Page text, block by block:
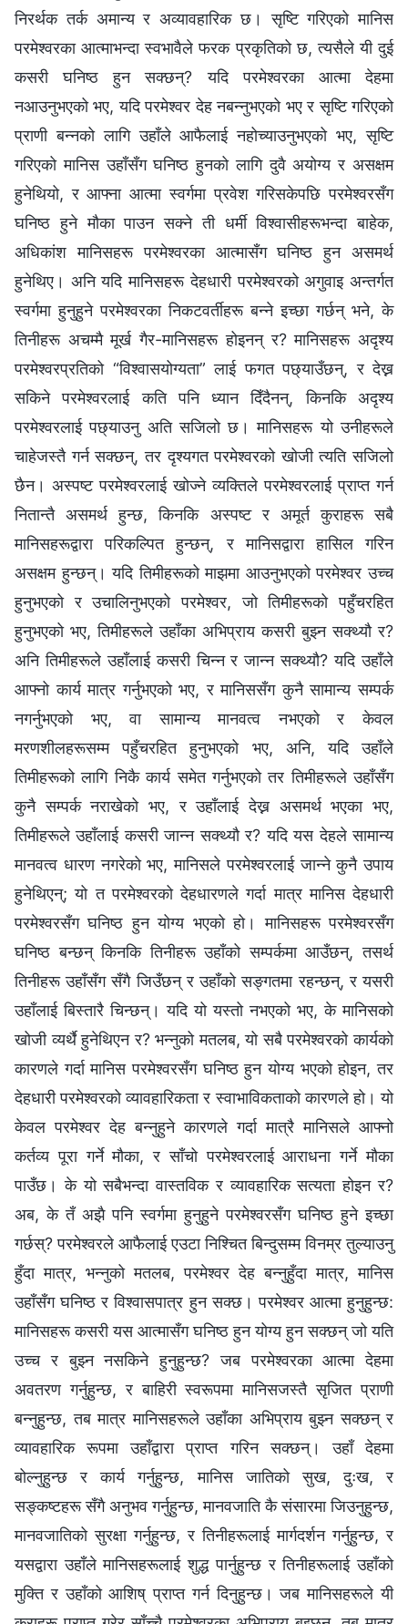
निरर्थक तर्क अमान्य र अव्यावहारिक छ। सृष्टि गरिएको मानिस
परमेश्‍वरका आत्माभन्दा स्वभावैले फरक प्रकृतिको छ, त्यसैले यी दुई
कसरी घनिष्ठ हुन सक्छन्‌? यदि परमेश्‍वरका आत्मा देहमा
नआउनुभएको भए, यदि परमेश्‍वर देह नबन्नुभएको भए र सृष्टि गरिएको
प्राणी बन्नको लागि उहाँले आफैलाई नहोच्याउनुभएको भए, सृष्टि
गरिएको मानिस उहाँसँग घनिष्ठ हुनको लागि दुवै अयोग्य र असक्षम
हुनेथियो, र आफ्ना आत्मा स्वर्गमा प्रवेश गरिसकेपछि परमेश्‍वरसँग
घनिष्ठ हुने मौका पाउन सक्ने ती धर्मी विश्‍वासीहरूभन्दा बाहेक,
अधिकांश मानिसहरू परमेश्‍वरका आत्मासँग घनिष्ठ हुन असमर्थ
हुनेथिए। अनि यदि मानिसहरू देहधारी परमेश्‍वरको अगुवाइ अन्तर्गत
स्वर्गमा हुनुहुने परमेश्‍वरका निकटवर्तीहरू बन्ने इच्छा गर्छन्‌ भने, के
तिनीहरू अचम्मै मूर्ख गैर-मानिसहरू होइनन्‌ र? मानिसहरू अदृश्य
परमेश्‍वरप्रतिको “विश्‍वासयोग्यता” लाई फगत पछ्याउँछन्‌, र देख्न
सकिने परमेश्‍वरलाई कति पनि ध्यान दिँदैनन्‌, किनकि अदृश्य
परमेश्‍वरलाई पछ्याउनु अति सजिलो छ। मानिसहरू यो उनीहरूले
चाहेजस्तै गर्न सक्छन्‌, तर दृश्यगत परमेश्‍वरको खोजी त्यति सजिलो
छैन। अस्पष्ट परमेश्‍वरलाई खोज्ने व्यक्तिले परमेश्‍वरलाई प्राप्त गर्न
नितान्तै असमर्थ हुन्छ, किनकि अस्पष्ट र अमूर्त कुराहरू सबै
मानिसहरूद्वारा परिकल्पित हुन्छन्‌, र मानिसद्वारा हासिल गरिन
असक्षम हुन्छन्‌। यदि तिमीहरूको माझमा आउनुभएको परमेश्‍वर उच्च
हुनुभएको र उचालिनुभएको परमेश्‍वर, जो तिमीहरूको पहुँचरहित
हुनुभएको भए, तिमीहरूले उहाँका अभिप्राय कसरी बुझ्न सक्थ्यौ र?
अनि तिमीहरूले उहाँलाई कसरी चिन्न र जान्न सक्थ्यौ? यदि उहाँले
आफ्नो कार्य मात्र गर्नुभएको भए, र मानिससँग कुनै सामान्य सम्पर्क
नगर्नुभएको भए, वा सामान्य मानवत्व नभएको र केवल
मरणशीलहरूसम्म पहुँचरहित हुनुभएको भए, अनि, यदि उहाँले
तिमीहरूको लागि निकै कार्य समेत गर्नुभएको तर तिमीहरूले उहाँसँग
कुनै सम्पर्क नराखेको भए, र उहाँलाई देख्न असमर्थ भएका भए,
तिमीहरूले उहाँलाई कसरी जान्न सक्थ्यौ र? यदि यस देहले सामान्य
मानवत्व धारण नगरेको भए, मानिसले परमेश्‍वरलाई जान्ने कुनै उपाय
हुनेथिएन्; यो त परमेश्‍वरको देहधारणले गर्दा मात्र मानिस देहधारी
परमेश्‍वरसँग घनिष्ठ हुन योग्य भएको हो। मानिसहरू परमेश्‍वरसँग
घनिष्ठ बन्छन्‌ किनकि तिनीहरू उहाँको सम्पर्कमा आउँछन्‌, तसर्थ
तिनीहरू उहाँसँग सँगै जिउँछन्‌ र उहाँको सङ्गतमा रहन्छन्‌, र यसरी
उहाँलाई बिस्तारै चिन्छन्। यदि यो यस्तो नभएको भए, के मानिसको
खोजी व्यर्थै हुनेथिएन र? भन्नुको मतलब, यो सबै परमेश्‍वरको कार्यको
कारणले गर्दा मानिस परमेश्‍वरसँग घनिष्ठ हुन योग्य भएको होइन, तर
देहधारी परमेश्‍वरको व्यावहारिकता र स्वाभाविकताको कारणले हो। यो
केवल परमेश्‍वर देह बन्नुहुने कारणले गर्दा मात्रै मानिसले आफ्नो
कर्तव्य पूरा गर्ने मौका, र साँचो परमेश्‍वरलाई आराधना गर्ने मौका
पाउँछ। के यो सबैभन्दा वास्तविक र व्यावहारिक सत्यता होइन र?
अब, के तँ अझै पनि स्वर्गमा हुनुहुने परमेश्‍वरसँग घनिष्ठ हुने इच्छा
गर्छस्‌? परमेश्‍वरले आफैलाई एउटा निश्चित बिन्दुसम्म विनम्र तुल्याउनु
हुँदा मात्र, भन्नुको मतलब, परमेश्‍वर देह बन्नुहुँदा मात्र, मानिस
उहाँसँग घनिष्ठ र विश्‍वासपात्र हुन सक्छ। परमेश्‍वर आत्मा हुनुहुन्छ:
मानिसहरू कसरी यस आत्मासँग घनिष्ठ हुन योग्य हुन सक्छन् जो यति
उच्च र बुझ्न नसकिने हुनुहुन्छ? जब परमेश्‍वरका आत्मा देहमा
अवतरण गर्नुहुन्छ, र बाहिरी स्वरूपमा मानिसजस्तै सृजित प्राणी
बन्नुहुन्छ, तब मात्र मानिसहरूले उहाँका अभिप्राय बुझ्न सक्छन्‌ र
व्यावहारिक रूपमा उहाँद्वारा प्राप्त गरिन सक्छन्। उहाँ देहमा
बोल्नुहुन्छ र कार्य गर्नुहुन्छ, मानिस जातिको सुख, दुःख, र
सङ्कष्टहरू सँगै अनुभव गर्नुहुन्छ, मानवजाति कै संसारमा जिउनुहुन्छ,
मानवजातिको सुरक्षा गर्नुहुन्छ, र तिनीहरूलाई मार्गदर्शन गर्नुहुन्छ, र
यसद्वारा उहाँले मानिसहरूलाई शुद्ध पार्नुहुन्छ र तिनीहरूलाई उहाँको
मुक्ति र उहाँको आशिष् प्राप्त गर्न दिनुहुन्छ। जब मानिसहरूले यी